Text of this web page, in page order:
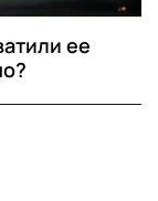
ее